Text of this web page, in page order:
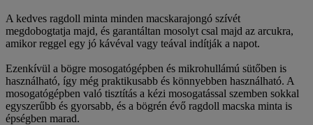
A kedves ragdoll minta minden macskarajongó szívét
megdobogtatja majd, és garantáltan mosolyt csal majd az arcukra,
amikor reggel egy jó kávéval vagy teával indítják a napot.
Ezenkívül a bögre mosogatógépben és mikrohullámú sütőben is
használható, így még praktikusabb és könnyebben használható. A
mosogatógépben való tisztítás a kézi mosogatással szemben sokkal
egyszerűbb és gyorsabb, és a bögrén évő ragdoll macska minta is
épségben marad.